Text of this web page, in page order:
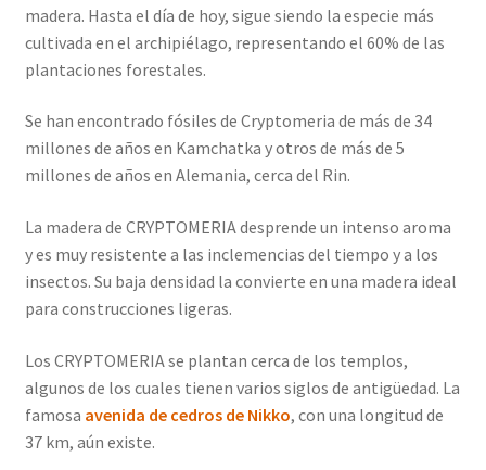
madera. Hasta el día de hoy, sigue siendo la especie más
cultivada en el archipiélago, representando el 60% de las
plantaciones forestales.
Se han encontrado fósiles de Cryptomeria de más de 34
millones de años en Kamchatka y otros de más de 5
millones de años en Alemania, cerca del Rin.
La madera de CRYPTOMERIA desprende un intenso aroma
y es muy resistente a las inclemencias del tiempo y a los
insectos. Su baja densidad la convierte en una madera ideal
para construcciones ligeras.
Los CRYPTOMERIA se plantan cerca de los templos,
algunos de los cuales tienen varios siglos de antigüedad. La
famosa avenida de cedros de Nikko, con una longitud de
37 km, aún existe.